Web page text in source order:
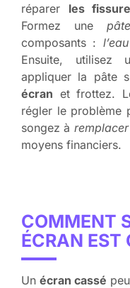
réparer les
Formez une
composants : l’eau
Ensuite, utilisez
appliquer la pâte
écran et frottez.
régler le problème
songez à remplacer
moyens financiers.
COMMENT
ÉCRAN EST
Un écran cassé